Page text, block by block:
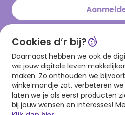
Hallmark en Kinderpostzegels
Download onze app
Cookies d’r bij?
Daarnaast hebben we ook de
we jouw digitale leven
maken. Zo onthouden we
winkelmandje zat, verbeteren
laten we je als eerst producten
bij jouw wensen en interesses!